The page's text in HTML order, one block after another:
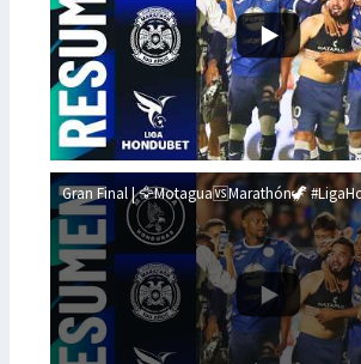
Gran Final | 🦅Motagua🆚Marathón🦖